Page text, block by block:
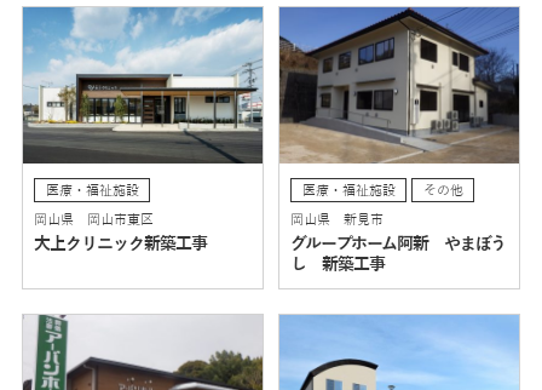
医療・福祉施設
岡山県 岡山市東区
大上クリニック新築工事
医療・福祉施設
その他
岡山県 新見市
グループホーム阿新 やまぼう
し 新築工事